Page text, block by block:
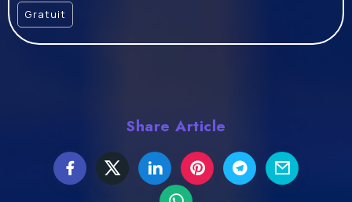
Gratuit
Share Article